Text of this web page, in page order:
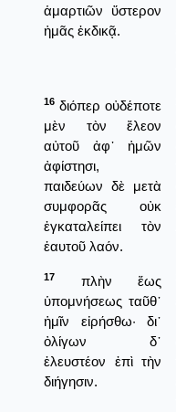
ἁμαρτιῶν ὕστερον
ἡμᾶς ἐκδικᾷ.
16 διόπερ οὐδέποτε
μὲν τὸν ἔλεον
αὐτοῦ ἀφ᾿ ἡμῶν
ἀφίστησι,
παιδεύων δὲ μετὰ
συμφορᾶς οὐκ
ἐγκαταλείπει τὸν
ἑαυτοῦ λαόν.
17
πλὴν ἕως
ὑπομνήσεως ταῦθ᾿
ἡμῖν εἰρήσθω· δι᾿
ὀλίγων δ᾿
ἐλευστέον ἐπὶ τὴν
διήγησιν.